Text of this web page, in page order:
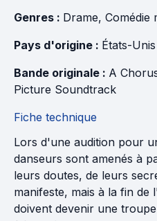
Genres : Drame, Comédie
Pays d'origine : États-Unis
Bande originale : A
Picture Soundtrack
Fiche technique
Lors d'une audition pour
danseurs sont amenés à
leurs doutes, de leurs
manifeste, mais à la fin
doivent devenir une